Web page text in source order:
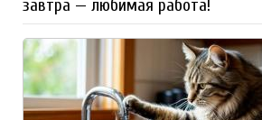
завтра — любимая работа!